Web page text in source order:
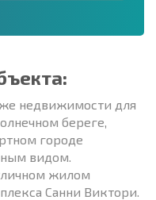
недвижимости для
береге,
городе
видом.
жилом
Санни Виктори.